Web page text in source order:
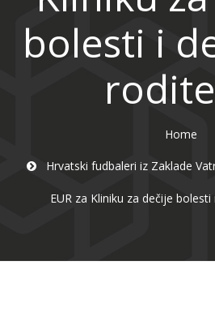
bolesti i
Home
Hrvatski fudbaleri iz Zaklade
EUR za Kliniku za dečije